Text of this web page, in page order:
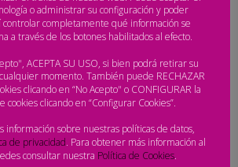
RELACIONADAS:
y Nazaré, primeras
Arena Handball Tour 2023
plazo de acreditaciones de prensa
citas del Balonmano Playa
Playas de Orihuela,
o administrar su configuración y poder
controlar completamente qué información se
a través de los botones habilitados al efecto.
ACEPTA SU USO, si bien podrá retirar su
momento. También puede RECHAZAR
clicando en “No Acepto" o CONFIGURAR la
cookies clicando en “Configurar Cookies”.
información sobre nuestras políticas de datos,
de privacidad. Para obtener más información al
consultar nuestra Política de Cookies.